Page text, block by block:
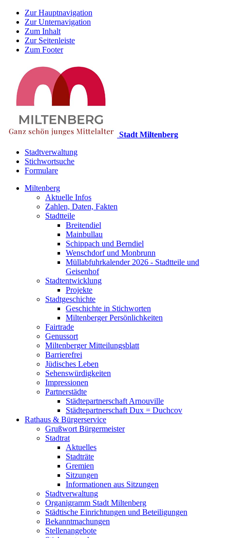
Zur Hauptnavigation
Zur Unternavigation
Zum Inhalt
Zur Seitenleiste
Zum Footer
Stadt Miltenberg
Stadtverwaltung
Stichwortsuche
Formulare
Miltenberg
Aktuelle Infos
Zahlen, Daten, Fakten
Stadtteile
Breitendiel
Mainbullau
Schippach und Berndiel
Wenschdorf und Monbrunn
Müllabfuhrkalender 2026 - Stadtteile und
Geisenhof
Stadtentwicklung
Projekte
Stadtgeschichte
Geschichte in Stichworten
Miltenberger Persönlichkeiten
Fairtrade
Genussort
Miltenberger Mitteilungsblatt
Barrierefrei
Jüdisches Leben
Sehenswürdigkeiten
Impressionen
Partnerstädte
Städtepartnerschaft Arnouville
Städtepartnerschaft Dux = Duchcov
Rathaus & Bürgerservice
Grußwort Bürgermeister
Stadtrat
Aktuelles
Stadträte
Gremien
Sitzungen
Informationen aus Sitzungen
Stadtverwaltung
Organigramm Stadt Miltenberg
Städtische Einrichtungen und Beteiligungen
Bekanntmachungen
Stellenangebote